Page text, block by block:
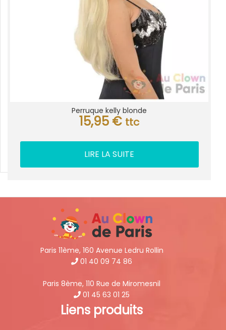
Perruque kelly blonde
15,95 € ttc
LIRE LA SUITE
Paris 11ème, 160 Avenue Ledru Rollin
01 40 09 74 86
Paris 8ème, 110 Rue de Miromesnil
01 45 63 01 25
Liens produits